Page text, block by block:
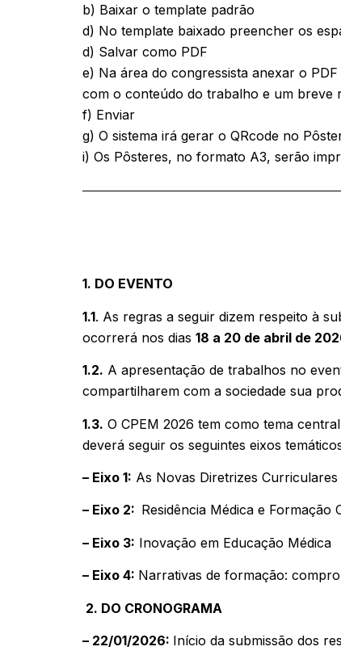
b) Baixar o template padrão
d) No template baixado preencher os
d) Salvar como PDF
e) Na área do congressista anexar o
com o conteúdo do trabalho e um breve
f) Enviar
g) O sistema irá gerar o QRcode no
i) Os Pôsteres, no formato A3, serão
1. DO EVENTO
1.1. As regras a seguir dizem respeito à
ocorrerá nos dias 18 a 20 de abril de
1.2. A apresentação de trabalhos no
compartilharem com a sociedade sua
1.3. O CPEM 2026 tem como tema
deverá seguir os seguintes eixos
– Eixo 1: As Novas Diretrizes Curriculares
– Eixo 2: Residência Médica e Formação
– Eixo 3: Inovação em Educação Médica
– Eixo 4: Narrativas de formação:
2. DO CRONOGRAMA
– 22/01/2026: Início da submissão dos